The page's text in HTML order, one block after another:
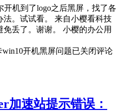
开机到了logo之后黑屏，找了各
。试试看。 来自小樱看科技
丢了。谢谢。 小樱的办公用
开机黑屏问题已关闭评论
加速站提示错误：